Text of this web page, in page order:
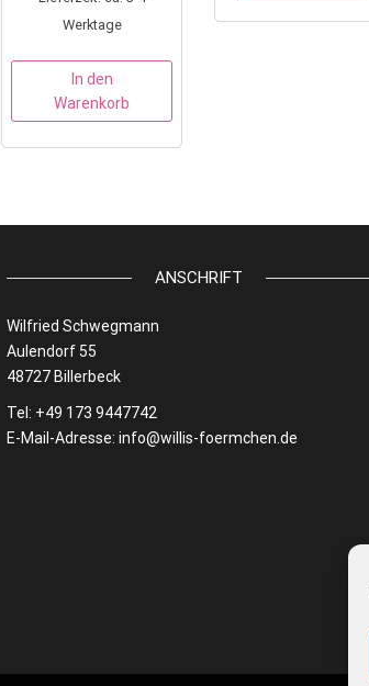
Werktage
In den
Warenkorb
ANSCHRIFT
Wilfried Schwegmann
Aulendorf 55
48727 Billerbeck
Tel: +49 173 9447742
E-Mail-Adresse: info@willis-foermchen.de